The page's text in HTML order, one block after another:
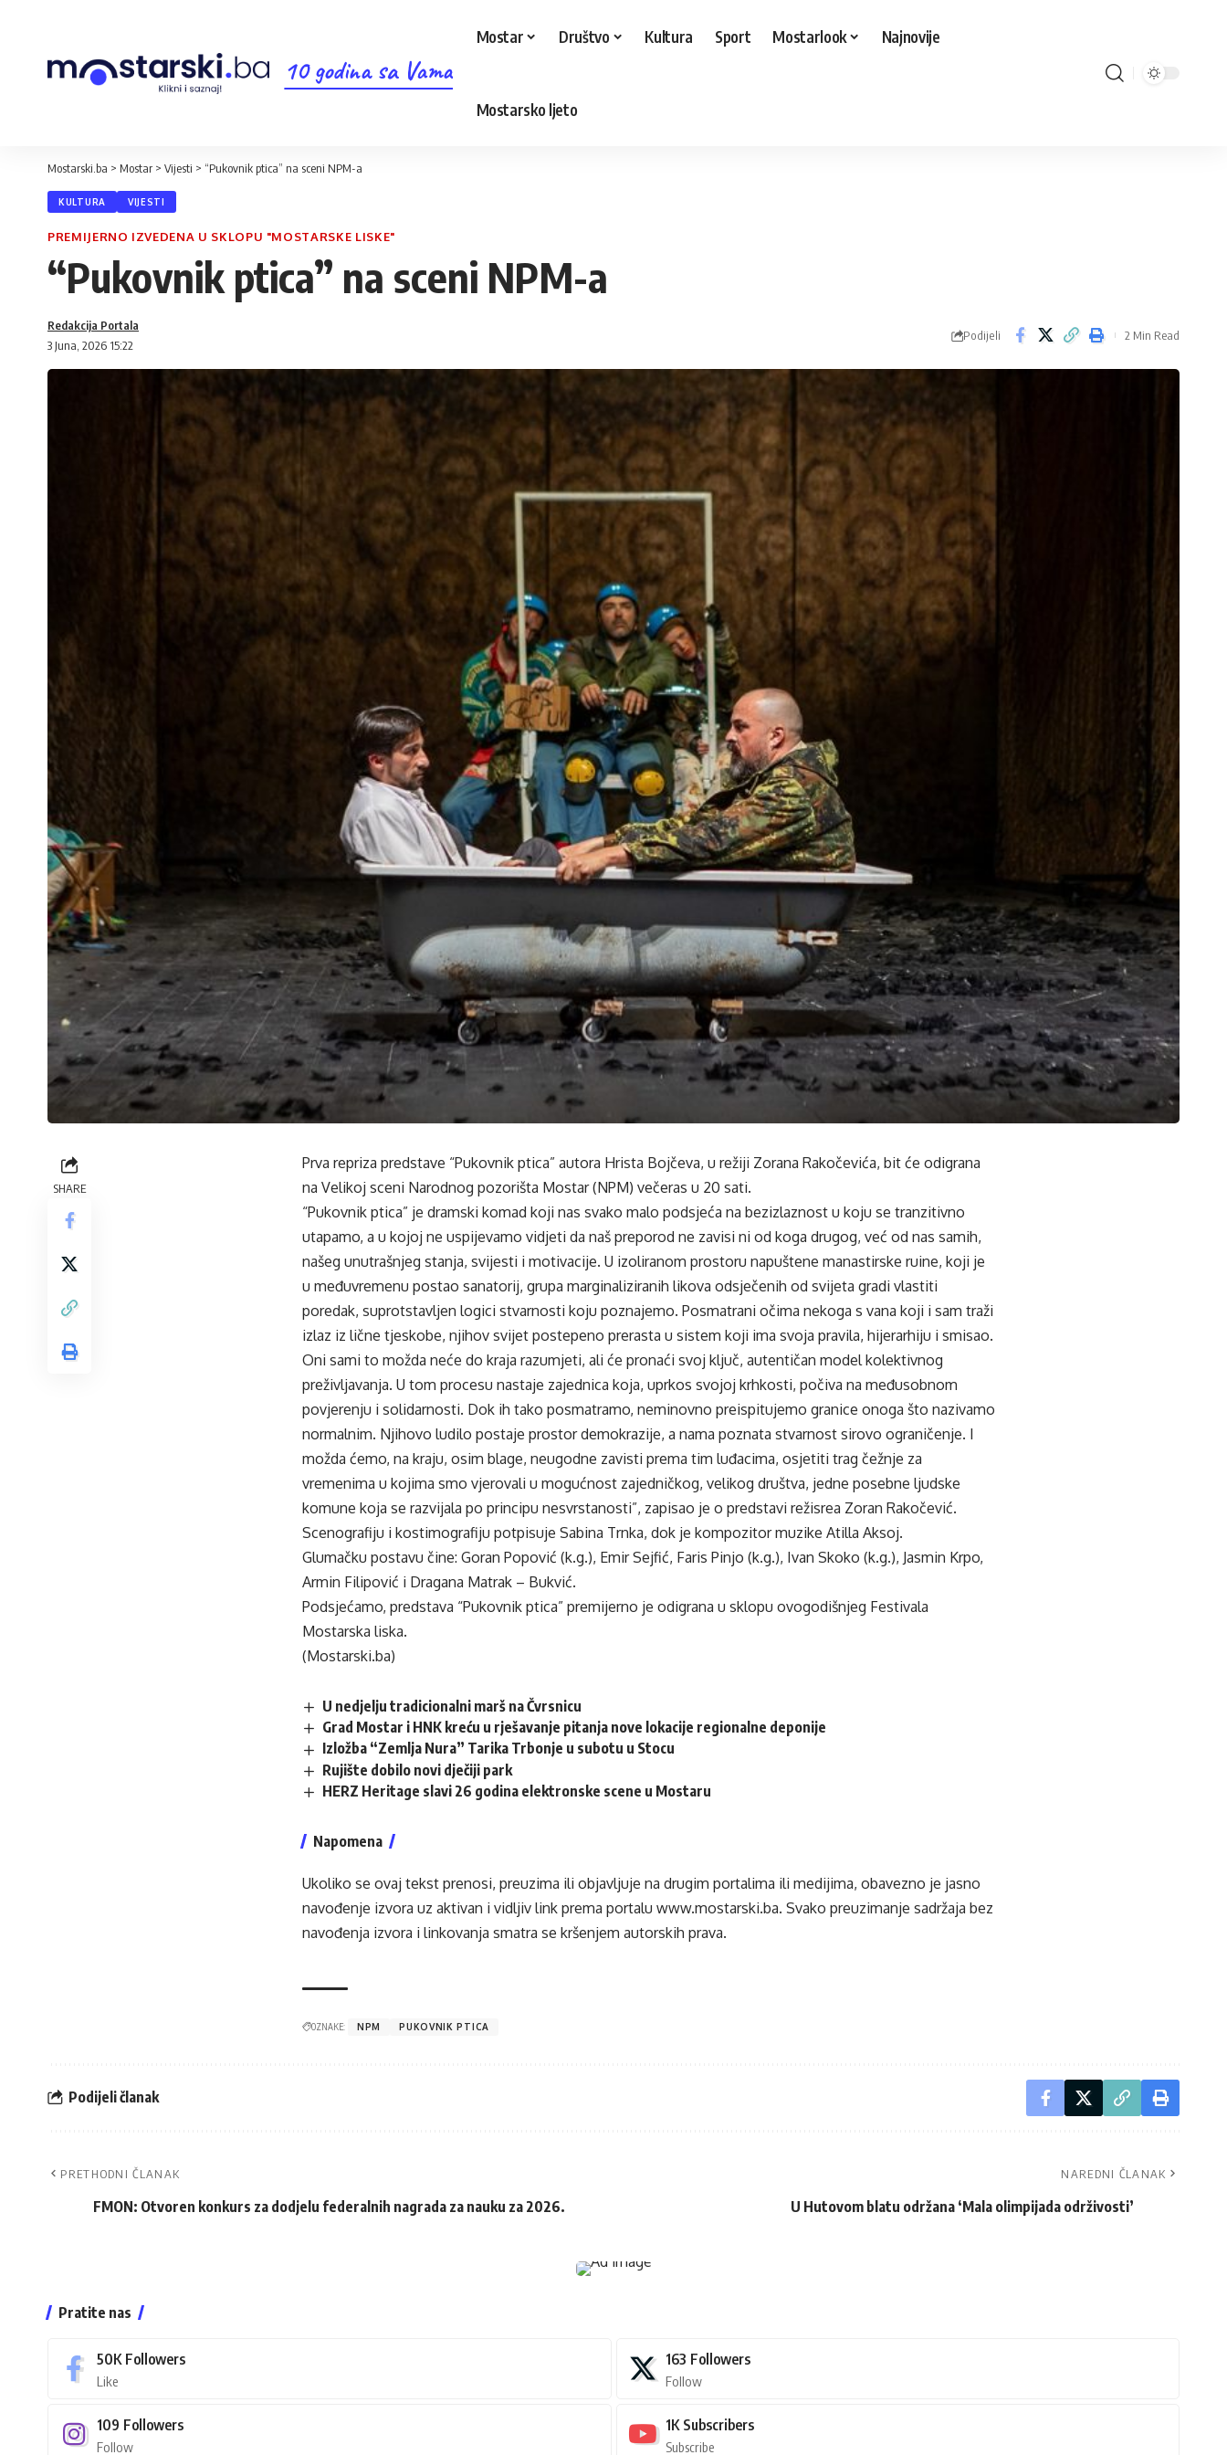
10 godina sa Vama
Mostar Društvo Kultura Sport Mostarlook Najnovije
Mostarsko ljeto
Mostarski.ba > Mostar > Vijesti > “Pukovnik ptica” na sceni NPM-a
KULTURA VIJESTI
PREMIJERNO IZVEDENA U SKLOPU "MOSTARSKE LISKE"
“Pukovnik ptica” na sceni NPM-a
3 Juna, 2026 15:22
Redakcija Portala
Podijeli 2 Min Read
SHARE
Prva repriza predstave “Pukovnik ptica” autora Hrista Bojčeva, u režiji Zorana Rakočevića, bit će odigrana
na Velikoj sceni Narodnog pozorišta Mostar (NPM) večeras u 20 sati.
“Pukovnik ptica” je dramski komad koji nas svako malo podsjeća na bezizlaznost u koju se tranzitivno
utapamo, a u kojoj ne uspijevamo vidjeti da naš preporod ne zavisi ni od koga drugog, već od nas samih,
našeg unutrašnjeg stanja, svijesti i motivacije. U izoliranom prostoru napuštene manastirske ruine, koji je
u međuvremenu postao sanatorij, grupa marginaliziranih likova odsječenih od svijeta gradi vlastiti
poredak, suprotstavljen logici stvarnosti koju poznajemo. Posmatrani očima nekoga s vana koji i sam traži
izlaz iz lične tjeskobe, njihov svijet postepeno prerasta u sistem koji ima svoja pravila, hijerarhiju i smisao.
Oni sami to možda neće do kraja razumjeti, ali će pronaći svoj ključ, autentičan model kolektivnog
preživljavanja. U tom procesu nastaje zajednica koja, uprkos svojoj krhkosti, počiva na međusobnom
povjerenju i solidarnosti. Dok ih tako posmatramo, neminovno preispitujemo granice onoga što nazivamo
normalnim. Njihovo ludilo postaje prostor demokrazije, a nama poznata stvarnost sirovo ograničenje. I
možda ćemo, na kraju, osim blage, neugodne zavisti prema tim luđacima, osjetiti trag čežnje za
vremenima u kojima smo vjerovali u mogućnost zajedničkog, velikog društva, jedne posebne ljudske
komune koja se razvijala po principu nesvrstanosti”, zapisao je o predstavi režisrea Zoran Rakočević.
Scenografiju i kostimografiju potpisuje Sabina Trnka, dok je kompozitor muzike Atilla Aksoj.
Glumačku postavu čine: Goran Popović (k.g.), Emir Sejfić, Faris Pinjo (k.g.), Ivan Skoko (k.g.), Jasmin Krpo,
Armin Filipović i Dragana Matrak – Bukvić.
Podsjećamo, predstava “Pukovnik ptica” premijerno je odigrana u sklopu ovogodišnjeg Festivala
Mostarska liska.
(Mostarski.ba)
U nedjelju tradicionalni marš na Čvrsnicu
Grad Mostar i HNK kreću u rješavanje pitanja nove lokacije regionalne deponije
Izložba “Zemlja Nura” Tarika Trbonje u subotu u Stocu
Rujište dobilo novi dječiji park
HERZ Heritage slavi 26 godina elektronske scene u Mostaru
Napomena
Ukoliko se ovaj tekst prenosi, preuzima ili objavljuje na drugim portalima ili medijima, obavezno je jasno
navođenje izvora uz aktivan i vidljiv link prema portalu www.mostarski.ba. Svako preuzimanje sadržaja bez
navođenja izvora i linkovanja smatra se kršenjem autorskih prava.
OZNAKE: NPM PUKOVNIK PTICA
Podijeli članak
PRETHODNI ČLANAK
FMON: Otvoren konkurs za dodjelu federalnih nagrada za nauku za 2026.
NAREDNI ČLANAK
U Hutovom blatu održana ‘Mala olimpijada održivosti’
Pratite nas
50K Followers
Like
163 Followers
Follow
109 Followers
Follow
1K Subscribers
Subscribe